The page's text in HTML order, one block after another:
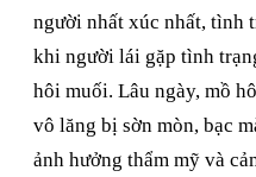
người nhất xúc nhất, tình
khi người lái gặp tình
hôi muối. Lâu ngày, mồ
vô lăng bị sờn mòn, bạc
ảnh hưởng thẩm mỹ và